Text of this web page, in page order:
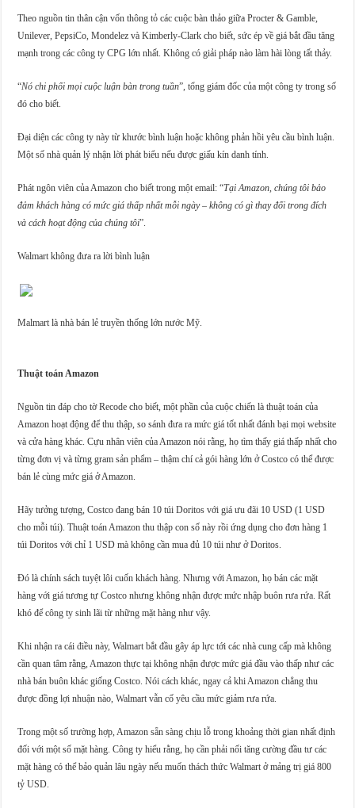
Theo nguồn tin thân cận vốn thông tỏ các cuộc bàn thảo giữa Procter & Gamble,
Unilever, PepsiCo, Mondelez và Kimberly-Clark cho biết, sức ép về giá bắt đầu tăng
mạnh trong các công ty CPG lớn nhất. Không có giải pháp nào làm hài lòng tất thảy.
“Nó chi phối mọi cuộc luận bàn trong tuần”, tổng giám đốc của một công ty trong số
đó cho biết.
Đại diện các công ty này từ khước bình luận hoặc không phản hồi yêu cầu bình luận.
Một số nhà quản lý nhận lời phát biểu nếu được giấu kín danh tính.
Phát ngôn viên của Amazon cho biết trong một email: “Tại Amazon, chúng tôi bảo
đảm khách hàng có mức giá thấp nhất mỗi ngày – không có gì thay đổi trong đích
và cách hoạt động của chúng tôi”.
Walmart không đưa ra lời bình luận
Malmart là nhà bán lẻ truyền thống lớn nước Mỹ.
Thuật toán Amazon
Nguồn tin đáp cho tờ Recode cho biết, một phần của cuộc chiến là thuật toán của
Amazon hoạt động để thu thập, so sánh đưa ra mức giá tốt nhất đánh bại mọi website
và cửa hàng khác. Cựu nhân viên của Amazon nói rằng, họ tìm thấy giá thấp nhất cho
từng đơn vị và từng gram sản phẩm – thậm chí cả gói hàng lớn ở Costco có thể được
bán lẻ cùng mức giá ở Amazon.
Hãy tưởng tượng, Costco đang bán 10 túi Doritos với giá ưu đãi 10 USD (1 USD
cho mỗi túi). Thuật toán Amazon thu thập con số này rồi ứng dụng cho đơn hàng 1
túi Doritos với chỉ 1 USD mà không cần mua đủ 10 túi như ở Doritos.
Đó là chính sách tuyệt lôi cuốn khách hàng. Nhưng với Amazon, họ bán các mặt
hàng với giá tương tự Costco nhưng không nhận được mức nhập buôn rưa rứa. Rất
khó để công ty sinh lãi từ những mặt hàng như vậy.
Khi nhận ra cái điều này, Walmart bắt đầu gây áp lực tới các nhà cung cấp mà không
cần quan tâm rằng, Amazon thực tại không nhận được mức giá đầu vào thấp như các
nhà bán buôn khác giống Costco. Nói cách khác, ngay cả khi Amazon chẳng thu
được đồng lợi nhuận nào, Walmart vẫn cố yêu cầu mức giảm rưa rứa.
Trong một số trường hợp, Amazon sẵn sàng chịu lỗ trong khoảng thời gian nhất định
đối với một số mặt hàng. Công ty hiểu rằng, họ cần phải nối tăng cường đầu tư các
mặt hàng có thể bảo quản lâu ngày nếu muốn thách thức Walmart ở mảng trị giá 800
tỷ USD.